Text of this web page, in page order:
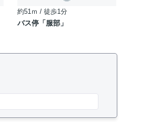
約51ｍ / 徒歩1分
バス停「服部」